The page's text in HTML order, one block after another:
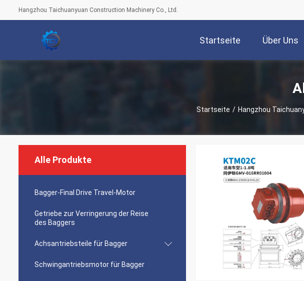
Hangzhou Taichuanyuan Construction Machinery Co., Ltd.
Startseite Über Uns
Startseite / Hangzhou
Alle Produkte
Bagger-Final Drive Travel-Motor
Getriebe zur Verringerung der Reise
des Baggers
Achsantriebsteile für Bagger
Schwingantriebsmotor für Bagger